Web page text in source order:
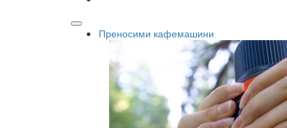
Преносими кафемашини